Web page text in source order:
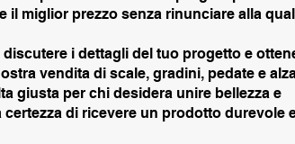
il miglior prezzo senza rinunciare alla
i dettagli del tuo progetto e
vendita di scale, gradini, pedate e
giusta per chi desidera unire bellezza e
certezza di ricevere un prodotto durevole